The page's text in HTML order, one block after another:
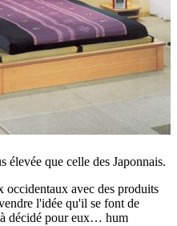
élevée que celle des Japonnais.
occidentaux avec des produits
l'idée qu'il se font de
décidé pour eux… hum